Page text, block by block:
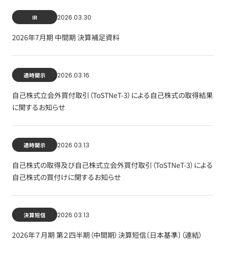
IR 2026.03.30
2026年7月期 中間期 決算補足資料
適時開示 2026.03.16
自己株式立会外買付取引（ToSTNeT-3）による自己株式の取得結果
に関するお知らせ
適時開示 2026.03.13
自己株式の取得及び自己株式立会外買付取引（ToSTNeT-3）による
自己株式の買付けに関するお知らせ
決算短信 2026.03.13
2026年７月期 第２四半期（中間期）決算短信〔日本基準〕（連結）